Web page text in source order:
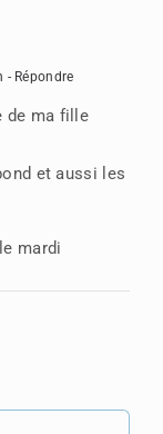
- Répondre
de ma fille
et aussi les
mardi